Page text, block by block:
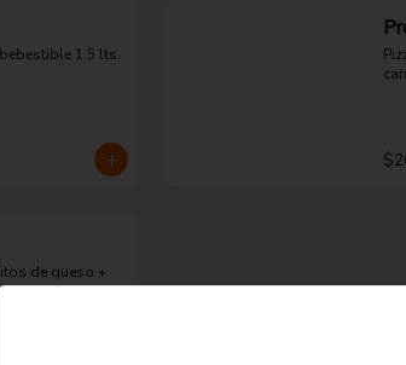
1.5 lts.
de queso +